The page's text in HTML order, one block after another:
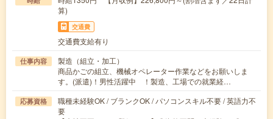
算)
交通費
交通費支給有り
仕事内容
製造（組立・加工）
商品かごの組立、機械オペレーター作業などをお願いしま
す。(派遣)！男性活躍中 ！製造、工場での就業経…
応募資格
職種未経験OK / ブランクOK / パソコンスキル不要 / 英語力不
要